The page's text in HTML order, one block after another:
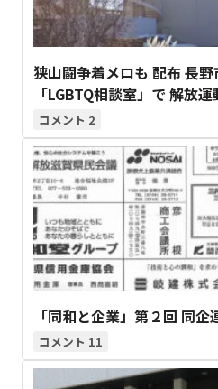
狭山闘争着メロも 配布 長
「LGBTQ相談室」で 解放
2
「同和と企業」第２回 同
11